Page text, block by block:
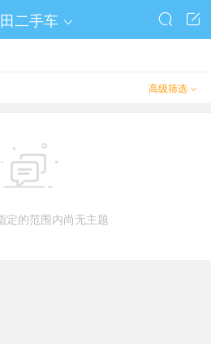
二手车  

高级筛选 

定的范围内尚无主题